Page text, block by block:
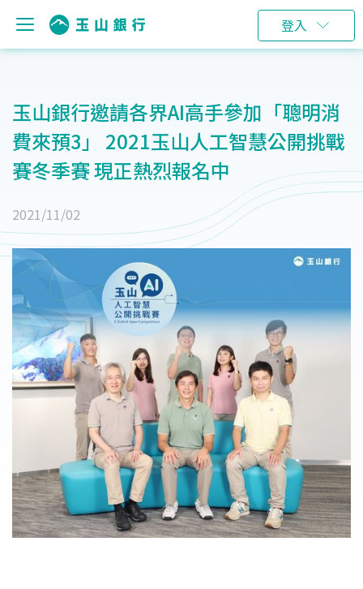
登入
玉山銀行邀請各界AI高手參加「聰明消
費來預3」 2021玉山人工智慧公開挑戰
賽冬季賽 現正熱烈報名中
2021/11/02